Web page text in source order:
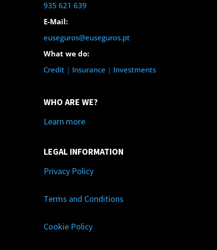
935 621 639
E-Mail:
euseguros@euseguros.pt
What we do:
Credit| Insurance | Investments
WHO ARE WE?
Learn more
LEGAL INFORMATION
Privacy Policy
Terms and Conditions
Cookie Policy